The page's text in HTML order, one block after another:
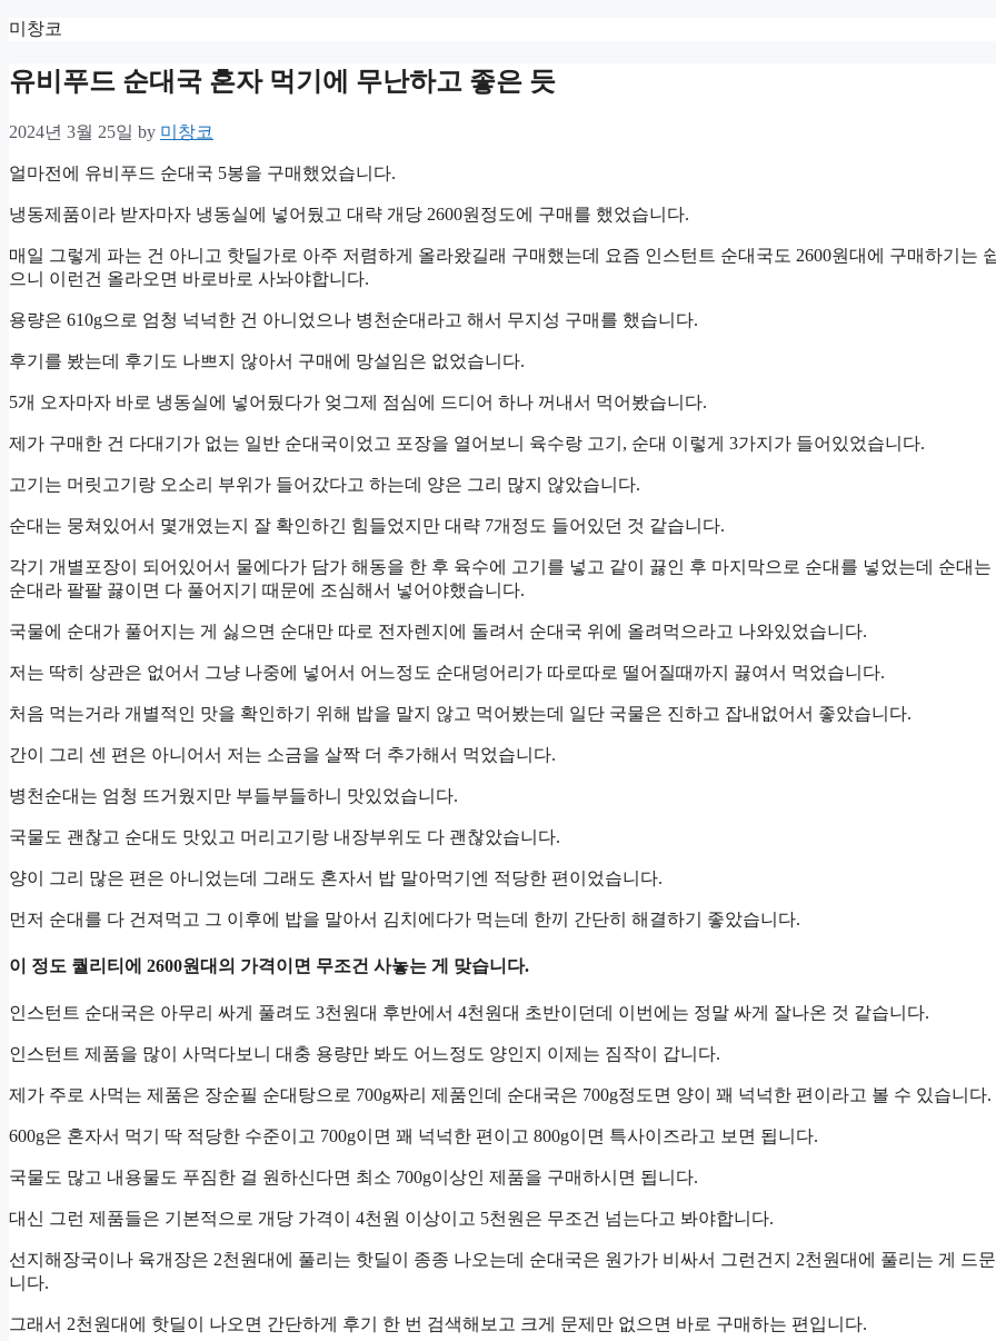
Skip
content
미창코
유비푸드 순대국 혼자 먹기에 무난하고 좋은 듯
2024년 3월 25일 by 미창코
얼마전에 유비푸드 순대국 5봉을 구매했었습니다.
냉동제품이라 받자마자 냉동실에 넣어뒀고 대략 개당 2600원정도에 구매를 했었습니다.
매일 그렇게 파는 건 아니고 핫딜가로 아주 저렴하게 올라왔길래 구매했는데 요즘 인스턴트 순대국도 2600원대에 구매하기는
으니 이런건 올라오면 바로바로 사놔야합니다.
용량은 610g으로 엄청 넉넉한 건 아니었으나 병천순대라고 해서 무지성 구매를 했습니다.
후기를 봤는데 후기도 나쁘지 않아서 구매에 망설임은 없었습니다.
5개 오자마자 바로 냉동실에 넣어뒀다가 엊그제 점심에 드디어 하나 꺼내서 먹어봤습니다.
제가 구매한 건 다대기가 없는 일반 순대국이었고 포장을 열어보니 육수랑 고기, 순대 이렇게 3가지가 들어있었습니다.
고기는 머릿고기랑 오소리 부위가 들어갔다고 하는데 양은 그리 많지 않았습니다.
순대는 뭉쳐있어서 몇개였는지 잘 확인하긴 힘들었지만 대략 7개정도 들어있던 것 같습니다.
각기 개별포장이 되어있어서 물에다가 담가 해동을 한 후 육수에 고기를 넣고 같이 끓인 후 마지막으로 순대를 넣었는데 순대는
순대라 팔팔 끓이면 다 풀어지기 때문에 조심해서 넣어야했습니다.
국물에 순대가 풀어지는 게 싫으면 순대만 따로 전자렌지에 돌려서 순대국 위에 올려먹으라고 나와있었습니다.
저는 딱히 상관은 없어서 그냥 나중에 넣어서 어느정도 순대덩어리가 따로따로 떨어질때까지 끓여서 먹었습니다.
처음 먹는거라 개별적인 맛을 확인하기 위해 밥을 말지 않고 먹어봤는데 일단 국물은 진하고 잡내없어서 좋았습니다.
간이 그리 센 편은 아니어서 저는 소금을 살짝 더 추가해서 먹었습니다.
병천순대는 엄청 뜨거웠지만 부들부들하니 맛있었습니다.
국물도 괜찮고 순대도 맛있고 머리고기랑 내장부위도 다 괜찮았습니다.
양이 그리 많은 편은 아니었는데 그래도 혼자서 밥 말아먹기엔 적당한 편이었습니다.
먼저 순대를 다 건져먹고 그 이후에 밥을 말아서 김치에다가 먹는데 한끼 간단히 해결하기 좋았습니다.
이 정도 퀄리티에 2600원대의 가격이면 무조건 사놓는 게 맞습니다.
인스턴트 순대국은 아무리 싸게 풀려도 3천원대 후반에서 4천원대 초반이던데 이번에는 정말 싸게 잘나온 것 같습니다.
인스턴트 제품을 많이 사먹다보니 대충 용량만 봐도 어느정도 양인지 이제는 짐작이 갑니다.
제가 주로 사먹는 제품은 장순필 순대탕으로 700g짜리 제품인데 순대국은 700g정도면 양이 꽤 넉넉한 편이라고 볼 수 있습니다.
600g은 혼자서 먹기 딱 적당한 수준이고 700g이면 꽤 넉넉한 편이고 800g이면 특사이즈라고 보면 됩니다.
국물도 많고 내용물도 푸짐한 걸 원하신다면 최소 700g이상인 제품을 구매하시면 됩니다.
대신 그런 제품들은 기본적으로 개당 가격이 4천원 이상이고 5천원은 무조건 넘는다고 봐야합니다.
선지해장국이나 육개장은 2천원대에 풀리는 핫딜이 종종 나오는데 순대국은 원가가 비싸서 그런건지 2천원대에 풀리는 게 드
니다.
그래서 2천원대에 핫딜이 나오면 간단하게 후기 한 번 검색해보고 크게 문제만 없으면 바로 구매하는 편입니다.